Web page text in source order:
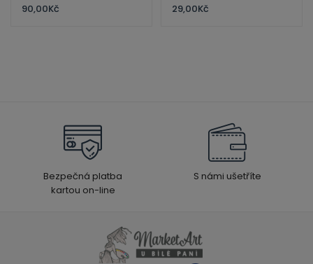
90,00Kč
29,00Kč
Bezpečná platba
kartou on-line
S námi ušetříte